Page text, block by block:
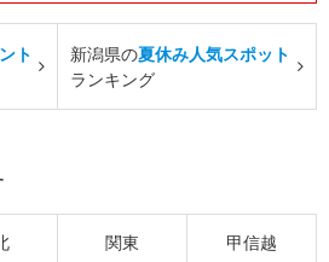
ト
新潟県の夏休み人気スポット
ランキング
関東 甲信越